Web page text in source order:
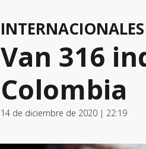
INTERNACIONALES
Van 316
Colombia
14 de diciembre de 2020 | 22:19